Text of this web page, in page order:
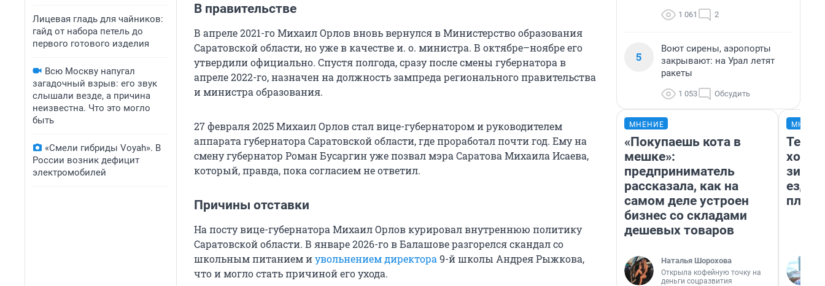
Лицевая гладь для чайников:
гайд от набора петель до
первого готового изделия
Всю Москву напугал
загадочный взрыв: его звук
слышали везде, а причина
неизвестна. Что это могло
быть
«Смели гибриды Voyah». В
России возник дефицит
электромобилей
В правительстве
В апреле 2021-го Михаил Орлов вновь вернулся в Министерство образования
Саратовской области, но уже в качестве и. о. министра. В октябре–ноябре его
утвердили официально. Спустя полгода, сразу после смены губернатора в
апреле 2022-го, назначен на должность зампреда регионального правительства
и министра образования.
27 февраля 2025 Михаил Орлов стал вице-губернатором и руководителем
аппарата губернатора Саратовской области, где проработал почти год. Ему на
смену губернатор Роман Бусаргин уже позвал мэра Саратова Михаила Исаева,
который, правда, пока согласием не ответил.
Причины отставки
На посту вице-губернатора Михаил Орлов курировал внутреннюю политику
Саратовской области. В январе 2026-го в Балашове разгорелся скандал со
школьным питанием иувольнением директора 9-й школы Андрея Рыжкова,
что и могло стать причиной его ухода.
1 061 2
5
Воют сирены, аэропорты
закрывают: на Урал летят
ракеты
1 053 Обсудить
МНЕНИЕ
«Покупаешь кота в
мешке»:
предприниматель
рассказала, как на
самом деле устроен
бизнес со складами
дешевых товаров
Наталья Шорохова
Открыла кофейную точку на
деньги соцразвития
ездит